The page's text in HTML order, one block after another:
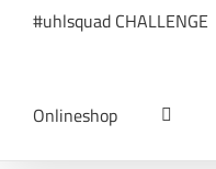
#uhlsquad CHALLENGE
Onlineshop